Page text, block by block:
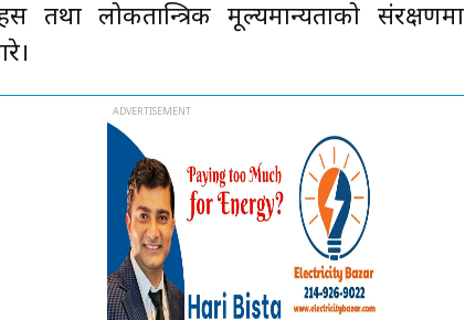
तथा लोकतान्त्रिक मूल्यमान्यताको संरक्षणमा